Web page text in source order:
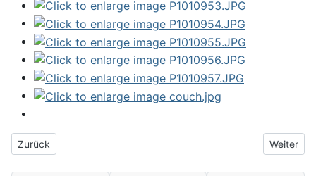
Vorheriger Beitrag: In der Welpenspielstunde
Zurück Nächster
Weiter